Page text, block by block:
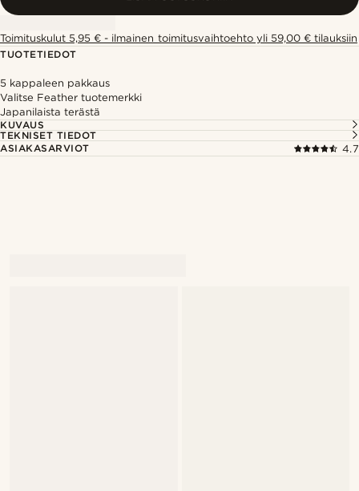
Toimituskulut 5,95 € - ilmainen toimitusvaihtoehto yli 59,00 € tilauksiin
TUOTETIEDOT
5 kappaleen pakkaus
Valitse Feather tuotemerkki
Japanilaista terästä
KUVAUS
TEKNISET TIEDOT
ASIAKASARVIOT
4.7